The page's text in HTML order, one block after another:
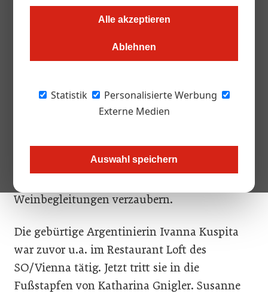
Alle akzeptieren
Ablehnen
Statistik
Personalisierte Werbung
Externe Medien
Auswahl speichern
Tradition trifft Innovation: Ein neues Gesicht belebt den
Ein frischer Wind weht durch die malerische
Sommelière im traditionsreichen Landhaus
Bacher. Unter der kulinarischen Ägide von
Weinbegleitungen verzaubern.
Die gebürtige Argentinierin Ivanna Kuspita
war zuvor u.a. im Restaurant Loft des
SO/Vienna tätig. Jetzt tritt sie in die
Fußstapfen von Katharina Gnigler. Susanne